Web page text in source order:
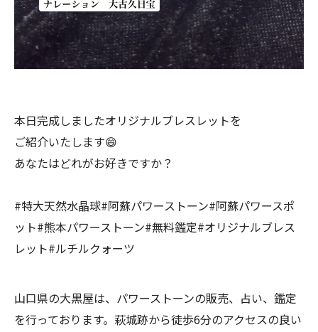
本日完成しましたオリジナルブレスレットを
ご紹介いたします😄
あなたはどれがお好きですか？
#特大天然水晶球#阿蘇パワーストーン#阿蘇パワースポ
ット#熊本パワーストーン#無料鑑定#オリジナルブレス
レット#ルチルクォーツ
山口県の大黒屋は、パワーストーンの販売、占い、鑑定
を行っております。萩城跡から徒歩6分のアクセスの良い